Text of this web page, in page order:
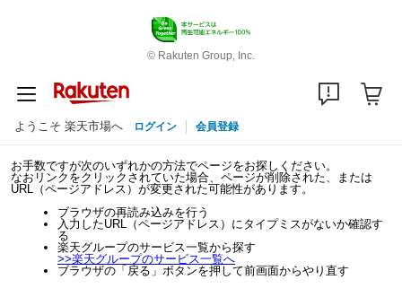
© Rakuten Group, Inc.
ようこそ 楽天市場へ ログイン 会員登録
お手数ですが次のいずれかの方法でページをお探しください。
なおリンクをクリックされていた場合、ページが削除された、または
URL（ページアドレス）が変更された可能性があります。
ブラウザの再読み込みを行う
入力したURL（ページアドレス）にタイプミスがないか確認す
る
楽天グループのサービス一覧から探す
>>楽天グループのサービス一覧へ
ブラウザの「戻る」ボタンを押して前画面からやり直す